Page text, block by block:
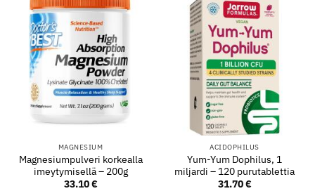
MAGNESIUM
Magnesiumpulveri korkealla
imeytymisellä – 200g
33.10€
ACIDOPHILUS
Yum-Yum Dophilus, 1
miljardi – 120 purutablettia
31.70€